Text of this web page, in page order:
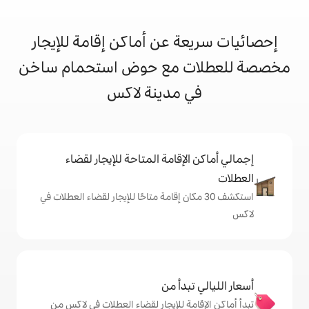
عن أماكن إقامة للإيجار
مع حوض استحمام ساخن
المتاحة للإيجار لقضاء
30 مكان إقامة متاحًا للإيجار لقضاء العطلات في
للإيجار لقضاء العطلات في لاكس من